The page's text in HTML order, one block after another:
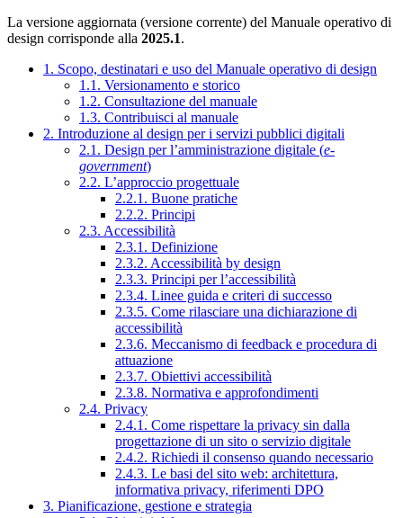
La versione aggiornata (versione corrente) del Manuale operativo di
design corrisponde alla 2025.1.
1. Scopo, destinatari e uso del Manuale operativo di design
1.1. Versionamento e storico
1.2. Consultazione del manuale
1.3. Contribuisci al manuale
2. Introduzione al design per i servizi pubblici digitali
2.1. Design per l’amministrazione digitale (e-
government)
2.2. L’approccio progettuale
2.2.1. Buone pratiche
2.2.2. Principi
2.3. Accessibilità
2.3.1. Definizione
2.3.2. Accessibilità by design
2.3.3. Principi per l’accessibilità
2.3.4. Linee guida e criteri di successo
2.3.5. Come rilasciare una dichiarazione di
accessibilità
2.3.6. Meccanismo di feedback e procedura di
attuazione
2.3.7. Obiettivi accessibilità
2.3.8. Normativa e approfondimenti
2.4. Privacy
2.4.1. Come rispettare la privacy sin dalla
progettazione di un sito o servizio digitale
2.4.2. Richiedi il consenso quando necessario
2.4.3. Le basi del sito web: architettura,
informativa privacy, riferimenti DPO
3. Pianificazione, gestione e strategia